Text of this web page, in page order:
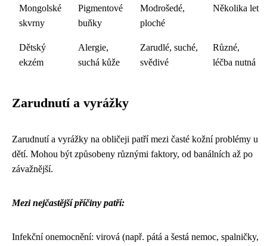
Mongolské
skvrny
Pigmentové
buňky
Modrošedé,
ploché
Několika let
Dětský
ekzém
Alergie,
suchá kůže
Zarudlé, suché,
svědivé
Různé,
léčba nutná
Zarudnutí a vyrážky
Zarudnutí a vyrážky na obličeji patří mezi časté kožní problémy u
dětí. Mohou být způsobeny různými faktory, od banálních až po
závažnější.
Mezi nejčastější příčiny patří:
Infekční onemocnění: virová (např. pátá a šestá nemoc, spalničky,